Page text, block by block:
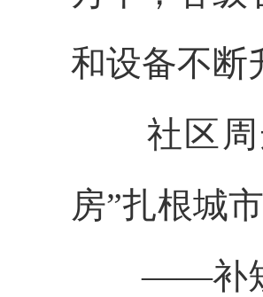
和设备不断
社区周
房”扎根城
——补短